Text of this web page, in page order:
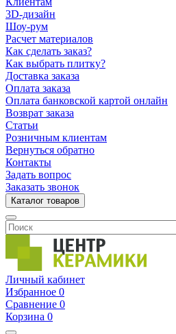
3D-дизайн
Шоу-рум
Расчет материалов
Как сделать заказ?
Как выбрать плитку?
Доставка заказа
Оплата заказа
Оплата банковской картой онлайн
Возврат заказа
Статьи
Розничным клиентам
Вернуться обратно
Контакты
Задать вопрос
Заказать звонок
Каталог товаров
Личный кабинет
Избранное 0
Сравнение 0
Корзина 0